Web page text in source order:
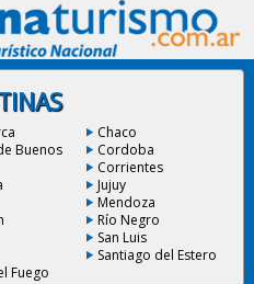
Chaco
Buenos
Cordoba
Corrientes
Jujuy
Mendoza
Río Negro
San Luis
Santiago del Estero
Fuego